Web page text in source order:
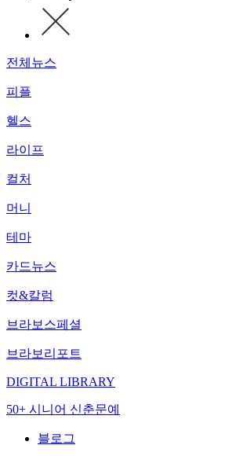
전체뉴스
피플
헬스
라이프
컬처
머니
테마
카드뉴스
컷&칼럼
브라보스페셜
브라보리포트
DIGITAL LIBRARY
50+ 시니어 신춘문예
블로그